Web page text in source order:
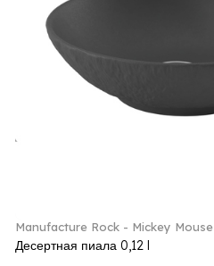
Manufacture Rock - Mickey Mouse
Десертная пиала 0,12 l